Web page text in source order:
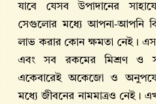
যাবে যেসব উপাদানের
সেগুলোর মধ্যে আপনা-আপনি
লাভ করার কোন ক্ষমতা নেই।
এবং সব রকমের মিশ্রণ ও
একেবারেই অকেজো ও
মধ্যে জীবনের নামমাত্রও নেই।